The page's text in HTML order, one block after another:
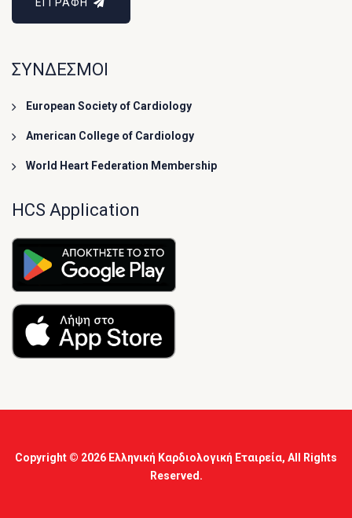
ΣΥΝΔΕΣΜΟΙ
European Society of Cardiology
American College of Cardiology
World Heart Federation Membership
HCS Application
Copyright © 2026 Ελληνική Καρδιολογική Εταιρεία, All Rights
Reserved.